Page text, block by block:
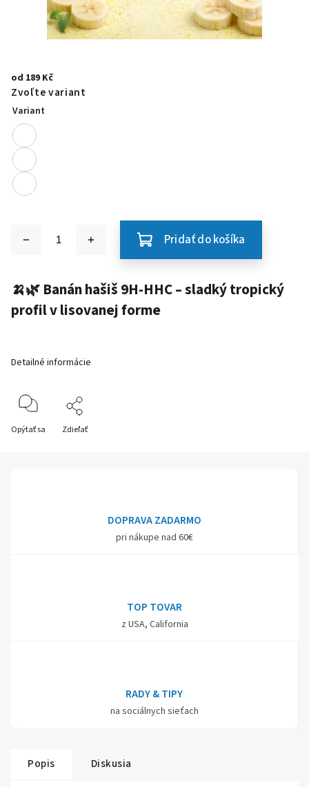
od 189 Kč
Zvoľte variant
Variant
Pridať do košíka
🍌🌿 Banán hašiš 9H-HHC – sladký tropický
profil v lisovanej forme
Detailné informácie
Opýtať sa Zdieľať
DOPRAVA ZADARMO
pri nákupe nad 60€
TOP TOVAR
z USA, California
RADY & TIPY
na sociálnych sieťach
Popis Diskusia